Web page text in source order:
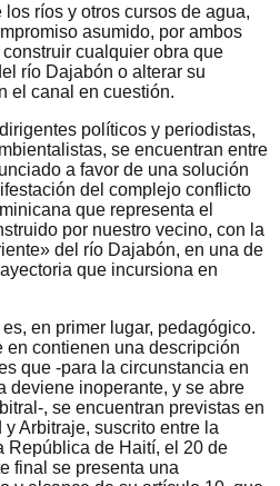
ríos y otros cursos de agua,
asumido, por ambos
cualquier obra que
río Dajabón o alterar su
el canal en cuestión.
políticos y periodistas,
se encuentran entre
a favor de una solución
del complejo conflicto
que representa el
por nuestro vecino, con la
del río Dajabón, en una de
que incursiona en
en primer lugar, pedagógico.
en contienen una descripción
que -para la circunstancia en
deviene inoperante, y se abre
, se encuentran previstas en
Arbitraje, suscrito entre la
República de Haití, el 20 de
final se presenta una